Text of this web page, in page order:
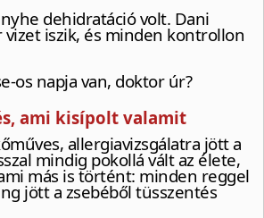
dehidratáció volt. Dani
vizet iszik, és minden kontrollon
os napja van, doktor úr?
ami kisípolt valamit
allergiavizsgálatra jött a
mindig pokollá vált az élete,
más is történt: minden reggel
jött a zsebéből tüsszentés